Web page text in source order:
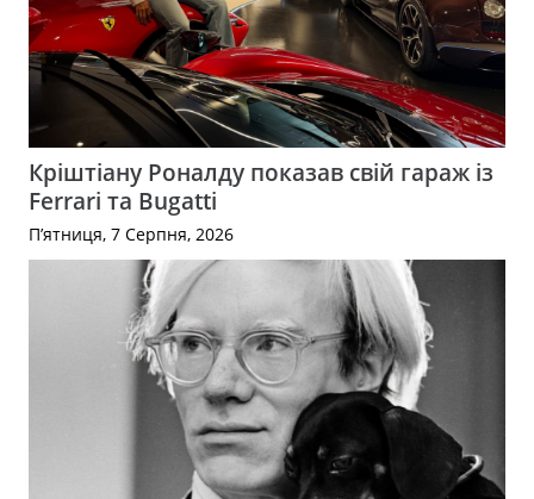
Кріштіану Роналду показав свій гараж із
Ferrari та Bugatti
П’ятниця, 7 Серпня, 2026